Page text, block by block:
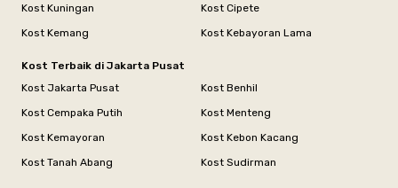
Kost Kuningan
Kost Cipete
Kost Kemang
Kost Kebayoran Lama
Kost Terbaik di Jakarta Pusat
Kost Jakarta Pusat
Kost Benhil
Kost Cempaka Putih
Kost Menteng
Kost Kemayoran
Kost Kebon Kacang
Kost Tanah Abang
Kost Sudirman